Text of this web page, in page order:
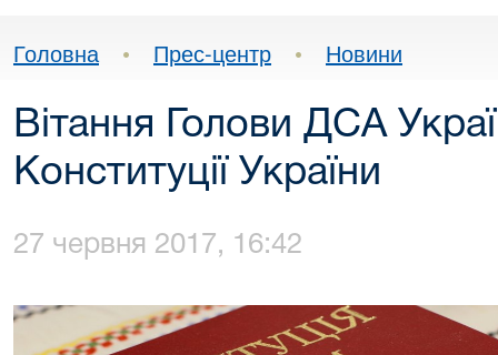
Головна • Прес-центр • Новини
Вітання Голови ДСА
Конституції України
27 червня 2017, 16:42